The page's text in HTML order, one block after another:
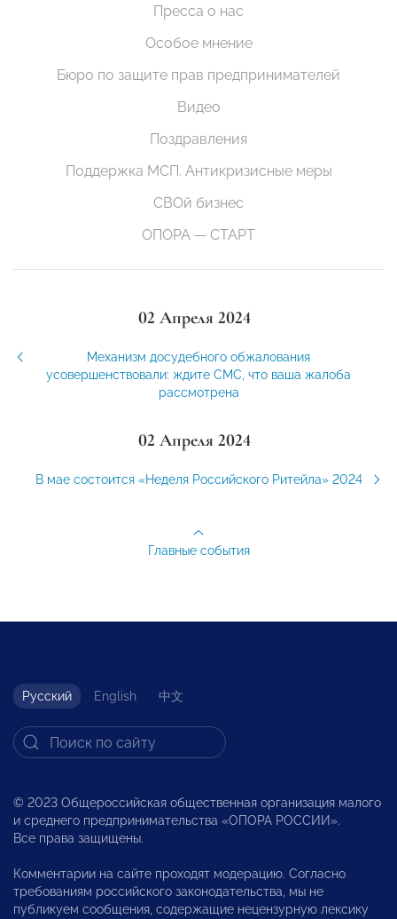
Пресса о нас
Особое мнение
Бюро по защите прав предпринимателей
Видео
Поздравления
Поддержка МСП. Антикризисные меры
СВОй бизнес
ОПОРА — СТАРТ
02 Апреля 2024
Механизм досудебного обжалования
усовершенствовали: ждите СМС, что ваша жалоба
рассмотрена
02 Апреля 2024
В мае состоится «Неделя Российского Ритейла» 2024
Главные события
Русский English 中文
© 2023 Общероссийская общественная организация малого
и среднего предпринимательства «ОПОРА РОССИИ».
Все права защищены.
Комментарии на сайте проходят модерацию. Согласно
требованиям российского законодательства, мы не
публикуем сообщения, содержащие нецензурную лексику